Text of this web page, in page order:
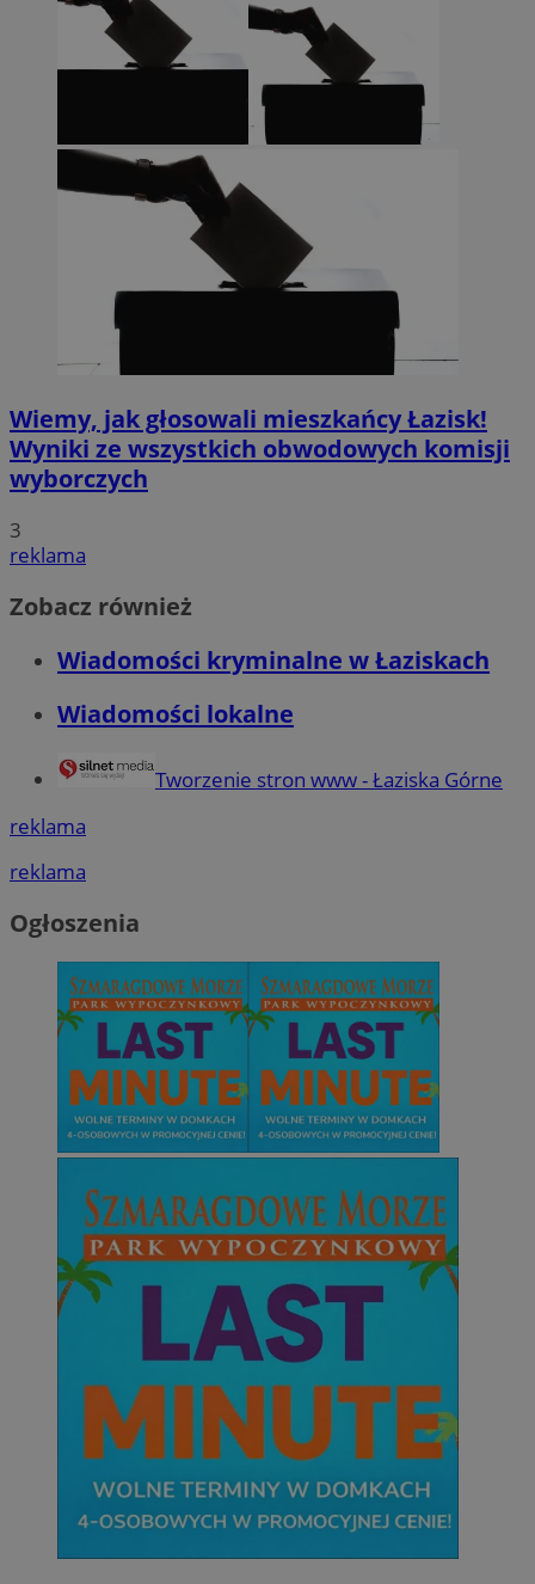
Wiemy, jak głosowali mieszkańcy Łazisk!
Wyniki ze wszystkich obwodowych komisji
wyborczych
3
reklama
Zobacz również
Wiadomości kryminalne w Łaziskach
Wiadomości lokalne
Tworzenie stron www - Łaziska Górne
reklama
reklama
Ogłoszenia